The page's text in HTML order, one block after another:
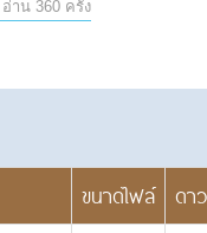
อ่าน 360 ครั้ง
ขนาดไฟล์ ดา